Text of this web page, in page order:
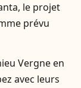
le projet
prévu
Vergne en
avec leurs